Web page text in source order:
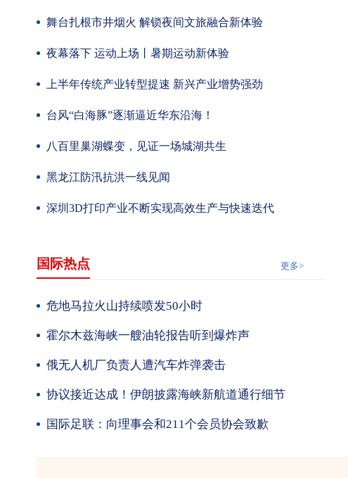
舞台扎根市井烟火 解锁夜间文旅融合新体验
夜幕落下 运动上场丨暑期运动新体验
上半年传统产业转型提速 新兴产业增势强劲
台风“白海豚”逐渐逼近华东沿海！
八百里巢湖蝶变，见证一场城湖共生
黑龙江防汛抗洪一线见闻
深圳3D打印产业不断实现高效生产与快速迭代
国际热点 更多>
危地马拉火山持续喷发50小时
霍尔木兹海峡一艘油轮报告听到爆炸声
俄无人机厂负责人遭汽车炸弹袭击
协议接近达成！伊朗披露海峡新航道通行细节
国际足联：向理事会和211个会员协会致歉